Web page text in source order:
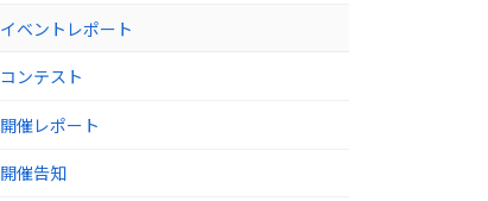
イベントレポート
コンテスト
開催レポート
開催告知